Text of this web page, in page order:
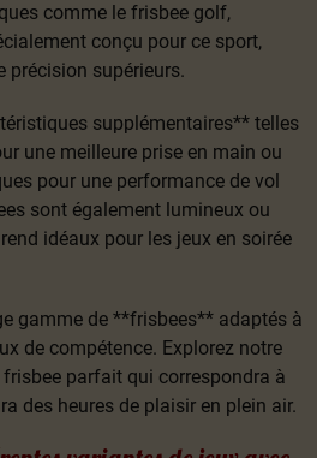
comme le frisbee golf,
conçu pour ce sport,
précision supérieurs.
supplémentaires** telles
une meilleure prise en main ou
pour une performance de vol
sont également lumineux ou
idéaux pour les jeux en soirée
gamme de **frisbees** adaptés à
de compétence. Explorez notre
parfait qui correspondra à
des heures de plaisir en plein air.